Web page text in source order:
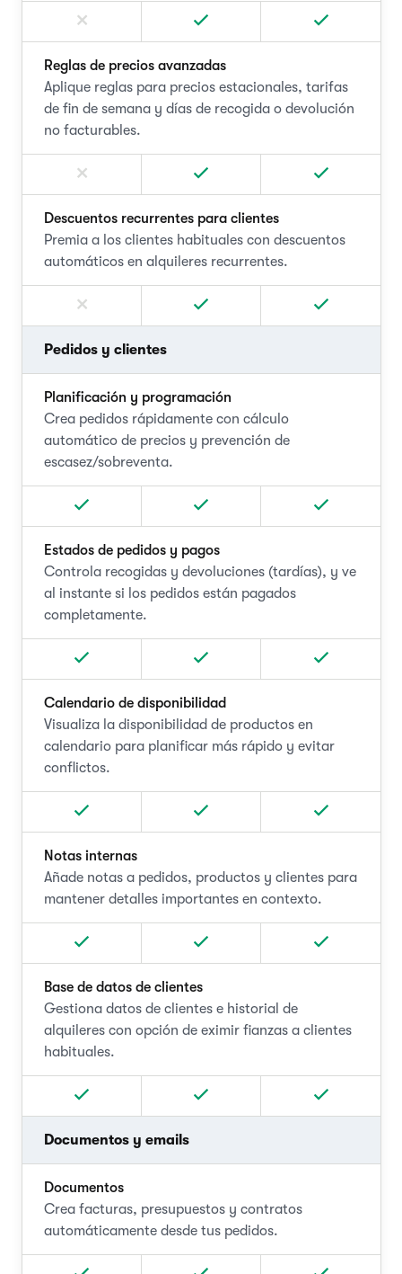
Reglas de precios avanzadas
Aplique reglas para precios estacionales, tarifas
de fin de semana y días de recogida o devolución
no facturables.
Descuentos recurrentes para clientes
Premia a los clientes habituales con descuentos
automáticos en alquileres recurrentes.
Pedidos y clientes
Planificación y programación
Crea pedidos rápidamente con cálculo
automático de precios y prevención de
escasez/sobreventa.
Estados de pedidos y pagos
Controla recogidas y devoluciones (tardías), y ve
al instante si los pedidos están pagados
completamente.
Calendario de disponibilidad
Visualiza la disponibilidad de productos en
calendario para planificar más rápido y evitar
conflictos.
Notas internas
Añade notas a pedidos, productos y clientes para
mantener detalles importantes en contexto.
Base de datos de clientes
Gestiona datos de clientes e historial de
alquileres con opción de eximir fianzas a clientes
habituales.
Documentos y emails
Documentos
Crea facturas, presupuestos y contratos
automáticamente desde tus pedidos.